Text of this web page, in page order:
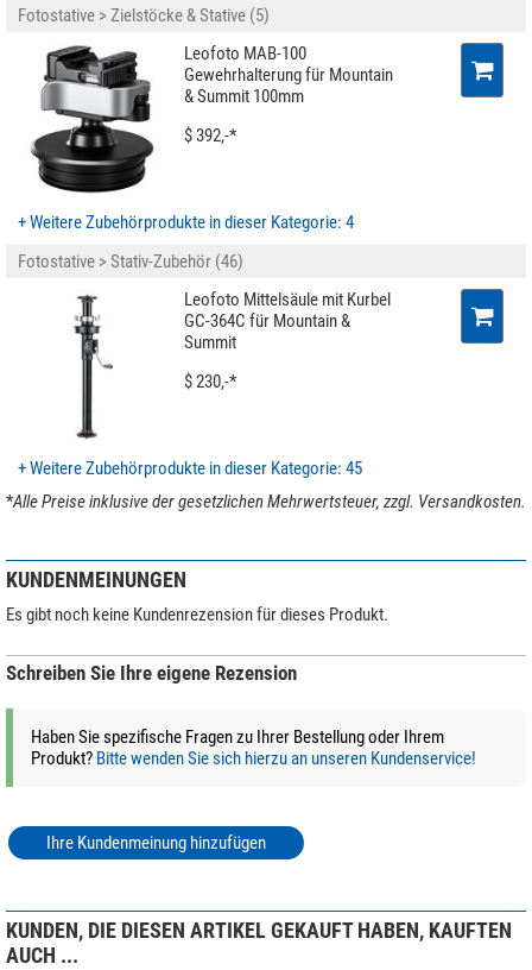
Serie
Mountain
Farbe
schwarz
Gewicht (kg)
Fotostative > Zielstöcke & Stative (5)
Leofoto MAB-100
Gewehrhalterung für Mountain
& Summit 100mm
$ 392,-*
+ Weitere Zubehörprodukte in dieser Kategorie: 4
Fotostative > Stativ-Zubehör (46)
Leofoto Mittelsäule mit Kurbel
GC-364C für Mountain &
Summit
$ 230,-*
+ Weitere Zubehörprodukte in dieser Kategorie: 45
*Alle Preise inklusive der gesetzlichen Mehrwertsteuer, zzgl. Versandkosten.
KUNDENMEINUNGEN
Es gibt noch keine Kundenrezension für dieses Produkt.
Schreiben Sie Ihre eigene Rezension
Haben Sie spezifische Fragen zu Ihrer Bestellung oder Ihrem
Produkt? Bitte wenden Sie sich hierzu an unseren Kundenservice!
Ihre Kundenmeinung hinzufügen
KUNDEN, DIE DIESEN ARTIKEL GEKAUFT HABEN, KAUFTEN
AUCH ...